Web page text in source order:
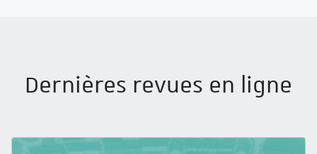
Dernières revues en ligne